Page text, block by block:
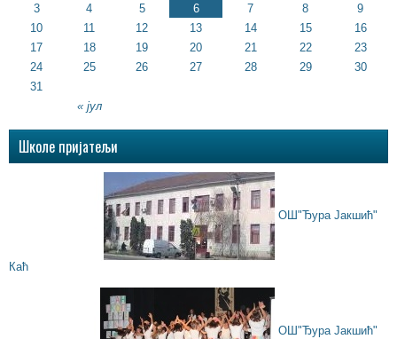
« јул
3
4 5 6 7 8
9
10
11 12 13 14 15
16
17
18 19 20 21 22
23
24
25 26 27 28 29
30
31
Школе пријатељи
ОШ"Ђура Јакшић"
Каћ
ОШ"Ђура Јакшић"